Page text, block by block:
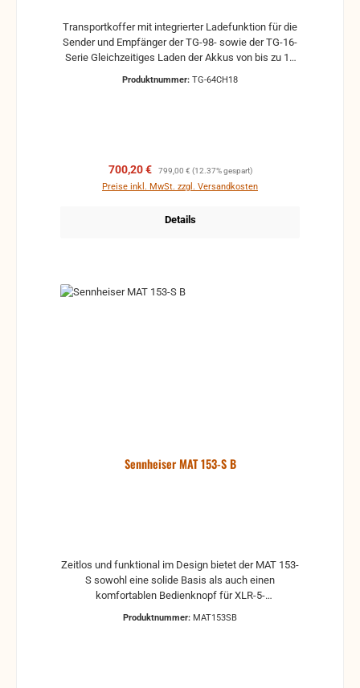
Transportkoffer mit integrierter Ladefunktion für die
Sender und Empfänger der TG-98- sowie der TG-16-
Serie Gleichzeitiges Laden der Akkus von bis zu 18
Produktnummer: TG-64CH18
Verkaufspreis:
700,20 € Regulärer Preis:
799,00 € (12.37% gespart)
Preise inkl. MwSt. zzgl. Versandkosten
Details
Sennheiser MAT 153-S B
Zeitlos und funktional im Design bietet der MAT 153-
S sowohl eine solide Basis als auch einen
komfortablen Bedienknopf für XLR-5-
Produktnummer: MAT153SB